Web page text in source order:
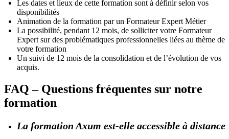
Les dates et lieux de cette formation sont à définir selon vos
disponibilités
Animation de la formation par un Formateur Expert Métier
La possibilité, pendant 12 mois, de solliciter votre Formateur
Expert sur des problématiques professionnelles liées au thème de
votre formation
Un suivi de 12 mois de la consolidation et de l’évolution de vos
acquis.
FAQ – Questions fréquentes sur notre
formation
La formation Axum est-elle accessible à distance